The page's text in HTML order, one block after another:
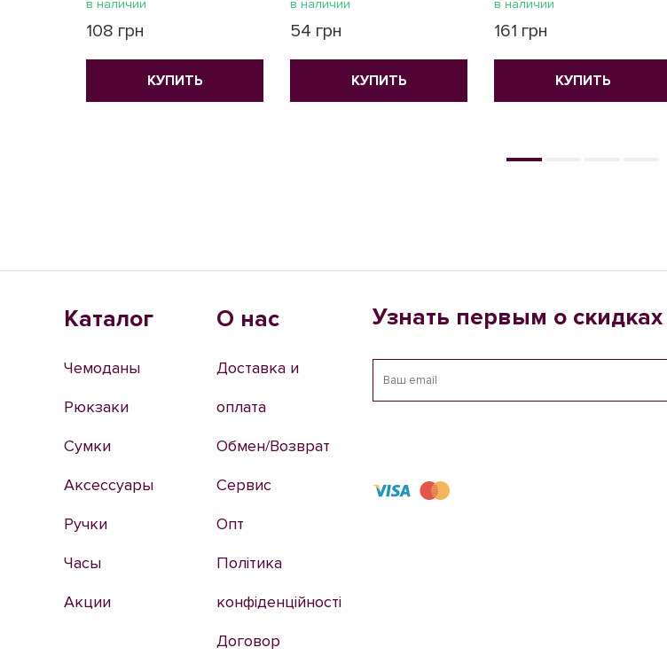
в наличии
108 грн
КУПИТЬ
в наличии
54 грн
КУПИТЬ
в наличии
161 грн
КУПИТЬ
Каталог
Чемоданы
Рюкзаки
Сумки
Аксессуары
Ручки
Часы
Акции
О нас
Доставка и
оплата
Обмен/Возврат
Сервис
Опт
Політика
конфіденційності
Договор
Узнать первым о скидках